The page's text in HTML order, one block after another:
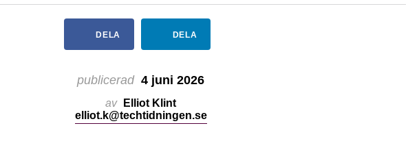
DELA DELA
publicerad 4 juni 2026
av
Elliot Klint
elliot.k@techtidningen.se